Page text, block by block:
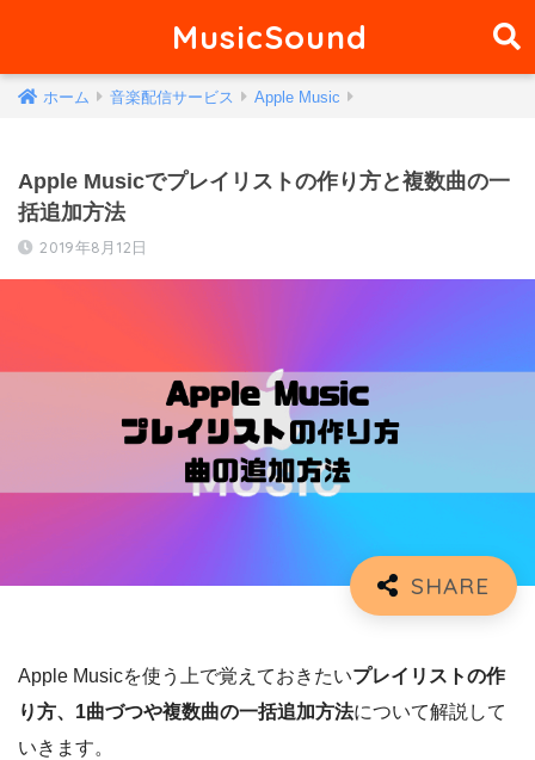
MusicSound
ホーム 音楽配信サービス Apple Music
Apple Musicでプレイリストの作り方と複数曲の一
括追加方法
2019年8月12日
Apple Musicを使う上で覚えておきたいプレイリストの作
り方、1曲づつや複数曲の一括追加方法について解説して
いきます。